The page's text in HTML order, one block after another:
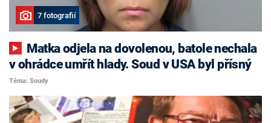
7 fotografií
v ohrádce umřít hlady. Soud v USA byl přísný
Téma: Soudy